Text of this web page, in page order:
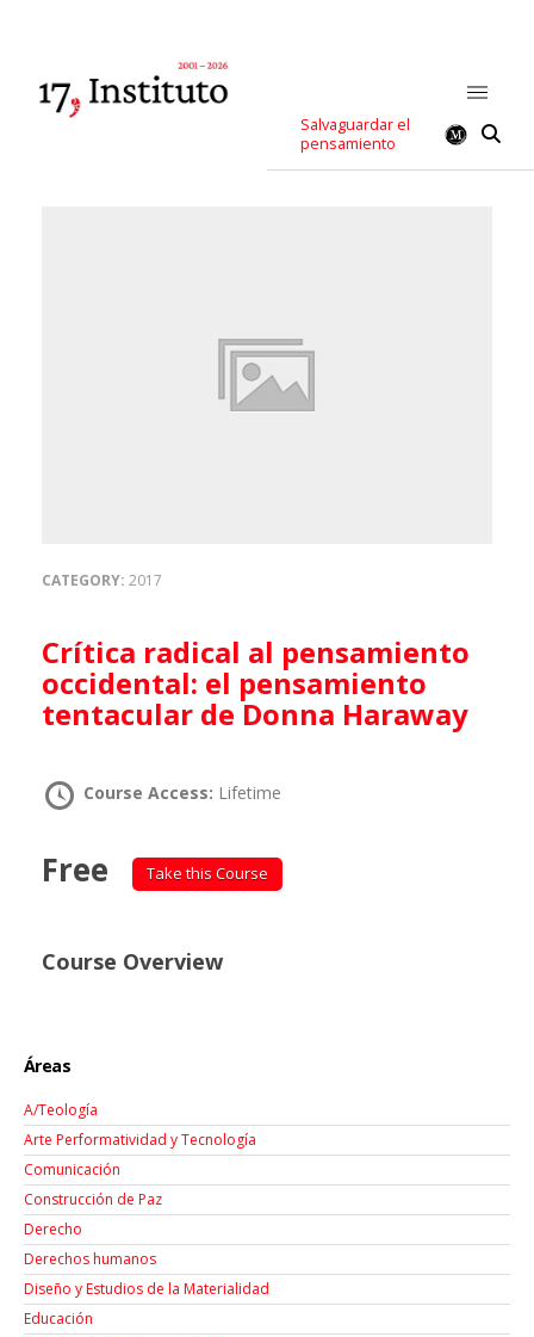
Salvaguardar el
pensamiento
CATEGORY: 2017
Crítica radical al pensamiento
occidental: el pensamiento
tentacular de Donna Haraway
Course Access: Lifetime
Free Take this Course
Course Overview
Áreas
A/Teología
Arte Performatividad y Tecnología
Comunicación
Construcción de Paz
Derecho
Derechos humanos
Diseño y Estudios de la Materialidad
Educación